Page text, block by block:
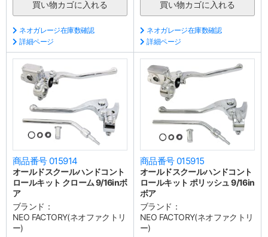
ネオガレージ在庫数確認
詳細ページ
ネオガレージ在庫数確認
詳細ページ
商品番号 015914
オールドスクールハンドコント
ロールキット クローム 9/16inボ
ア
ブランド：
NEO FACTORY(ネオファクトリ
ー)
商品番号 015915
オールドスクールハンドコント
ロールキット ポリッシュ 9/16in
ボア
ブランド：
NEO FACTORY(ネオファクトリ
ー)